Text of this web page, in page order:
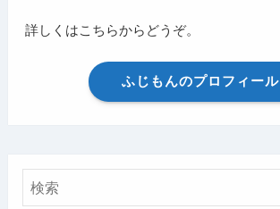
詳しくはこちらからどうぞ。
ふじもんのプロフィール